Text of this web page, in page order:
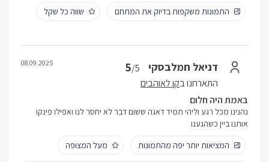
התמונות משקפות בדיוק את המתחם
שווה כל שקל
דניאל חמלבסקי 5/5
התארחנו בקן לאוהבים
08.09.2025
באמת היה חלום
נהנינו מכל רגע וליהי תמיד דאגה ששום דבר לא יחסר לנו ואפילו פינקו
אותנו ביין כשהגענו
המציאות יותר יפה מהתמונות
מעל המצופה